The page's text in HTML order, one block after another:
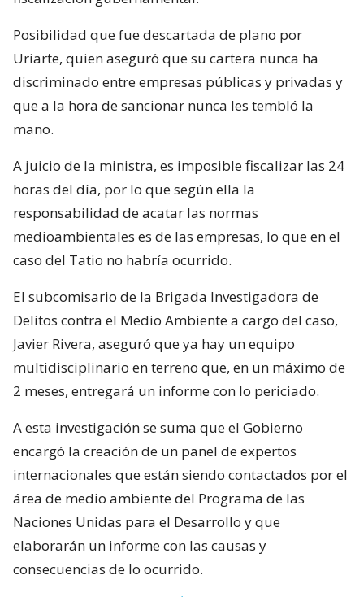
Posibilidad que fue descartada de plano por
Uriarte, quien aseguró que su cartera nunca ha
discriminado entre empresas públicas y privadas y
que a la hora de sancionar nunca les tembló la
mano.
A juicio de la ministra, es imposible fiscalizar las 24
horas del día, por lo que según ella la
responsabilidad de acatar las normas
medioambientales es de las empresas, lo que en el
caso del Tatio no habría ocurrido.
El subcomisario de la Brigada Investigadora de
Delitos contra el Medio Ambiente a cargo del caso,
Javier Rivera, aseguró que ya hay un equipo
multidisciplinario en terreno que, en un máximo de
2 meses, entregará un informe con lo periciado.
A esta investigación se suma que el Gobierno
encargó la creación de un panel de expertos
internacionales que están siendo contactados por el
área de medio ambiente del Programa de las
Naciones Unidas para el Desarrollo y que
elaborarán un informe con las causas y
consecuencias de lo ocurrido.